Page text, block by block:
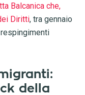
Balcanica che,
Diritti, tra gennaio
della